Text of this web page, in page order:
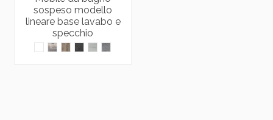
sospeso modello
lineare base lavabo e
specchio